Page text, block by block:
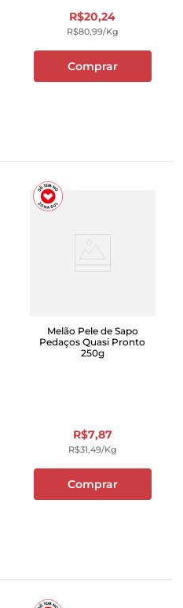
R$20,24
R$80,99/kg
Comprar
Melão Pele de Sapo
Pedaços Quasi Pronto
250g
R$7,87
R$31,49/kg
Comprar